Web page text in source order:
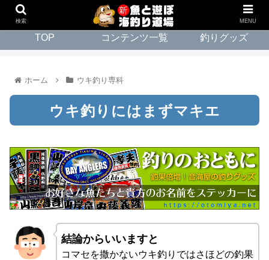
TOP コンテンツ一覧 釣りグッズ
ホーム ウキ釣り専科
ウキ釣りにはまずマキエ
結論からいいますと
コマセを撒かないウキ釣りではさほどの釣果
検索 MENU